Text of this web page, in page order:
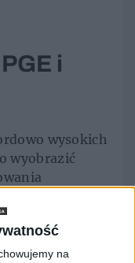
na
i
wysokich
wyobrazić
źródłami w
wciąż mgliste